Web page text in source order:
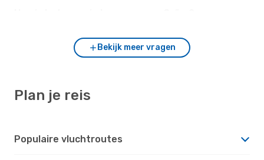
Bekijk meer vragen
Plan je reis
Populaire vluchtroutes